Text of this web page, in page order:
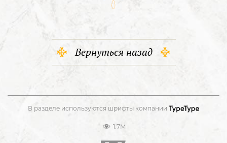
Вернуться назад
В разделе используются шрифты компании
1.7M